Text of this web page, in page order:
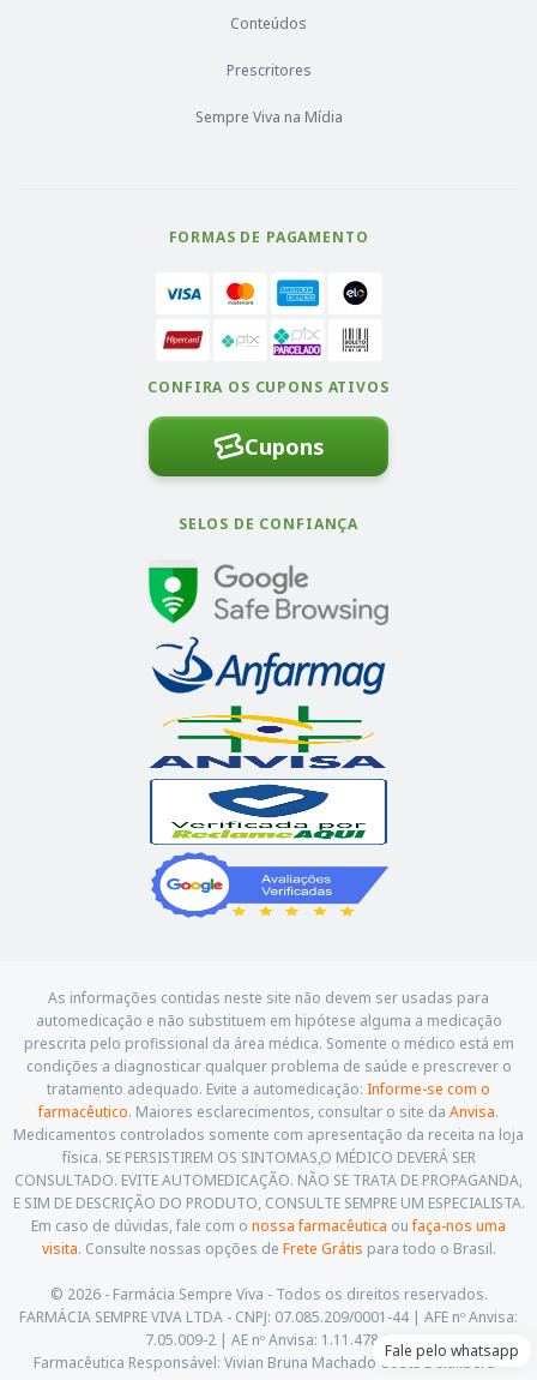
Fale pelo whatsapp
As informações contidas neste site não devem ser usadas para
automedicação e não substituem em hipótese alguma a medicação
prescrita pelo profissional da área médica. Somente o médico está em
condições a diagnosticar qualquer problema de saúde e prescrever o
tratamento adequado. Evite a automedicação: Informe-se com o
farmacêutico. Maiores esclarecimentos, consultar o site da Anvisa.
Medicamentos controlados somente com apresentação da receita na loja
física. SE PERSISTIREM OS SINTOMAS,O MÉDICO DEVERÁ SER
CONSULTADO. EVITE AUTOMEDICAÇÃO. NÃO SE TRATA DE PROPAGANDA,
E SIM DE DESCRIÇÃO DO PRODUTO, CONSULTE SEMPRE UM ESPECIALISTA.
Em caso de dúvidas, fale com o nossa farmacêutica oufaça-nos uma
visita. Consulte nossas opções de Frete Grátis para todo o Brasil.
© 2026 - Farmácia Sempre Viva - Todos os direitos reservados.
FARMÁCIA SEMPRE VIVA LTDA - CNPJ: 07.085.209/0001-44 | AFE nº Anvisa:
7.05.009-2 | AE nº Anvisa: 1.11.478-5
Farmacêutica Responsável: Vivian Bruna Machado Costa Delalibera -
Conteúdos
Prescritores
Sempre Viva na Mídia
FORMAS DE PAGAMENTO
CONFIRA OS CUPONS ATIVOS
Cupons
SELOS DE CONFIANÇA